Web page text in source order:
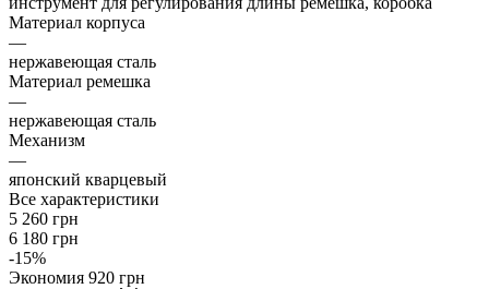
Материал корпуса
—
нержавеющая сталь
Материал ремешка
—
нержавеющая сталь
Механизм
—
японский кварцевый
Все характеристики
5 260 грн
6 180 грн
-15%
Экономия 920 грн